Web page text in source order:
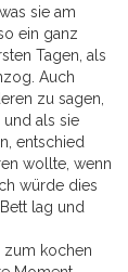
sie am
ein ganz
Tagen, als
Auch
zu sagen,
und als sie
entschied
wollte, wenn
würde dies
lag und
zum kochen